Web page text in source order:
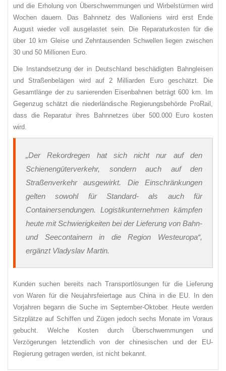
und die Erholung von Überschwemmungen und Wirbelstürmen wird
Wochen dauern. Das Bahnnetz des Walloniens wird erst Ende
August wieder voll ausgelastet sein. Die Reparaturkosten für die
über 10 km Gleise und Zehntausenden Schwellen liegen zwischen
30 und 50 Millionen Euro.
Die Instandsetzung der in Deutschland beschädigten Bahngleisen
und Straßenbelägen wird auf 2 Milliarden Euro geschätzt. Die
Gesamtlänge der zu sanierenden Eisenbahnen beträgt 600 km. Im
Gegenzug schätzt die niederländische Regierungsbehörde ProRail,
dass die Reparatur ihres Bahnnetzes über 500.000 Euro kosten
wird.
„Der Rekordregen hat sich nicht nur auf den
Schienengüterverkehr, sondern auch auf den
Straßenverkehr ausgewirkt. Die Einschränkungen
gelten sowohl für Standard- als auch für
Containersendungen. Logistikunternehmen kämpfen
heute mit Schwierigkeiten bei der Lieferung von Bahn-
und Seecontainern in die Region Westeuropa“,
ergänzt Vladyslav Martin.
Kunden suchen bereits nach Transportlösungen für die Lieferung
von Waren für die Neujahrsfeiertage aus China in die EU. In den
Vorjahren begann die Suche im September-Oktober. Heute werden
Sitzplätze auf Schiffen und Zügen jedoch sechs Monate im Voraus
gebucht. Welche Kosten durch Überschwemmungen und
Verzögerungen letztendlich von der chinesischen und der EU-
Regierung getragen werden, ist nicht bekannt.